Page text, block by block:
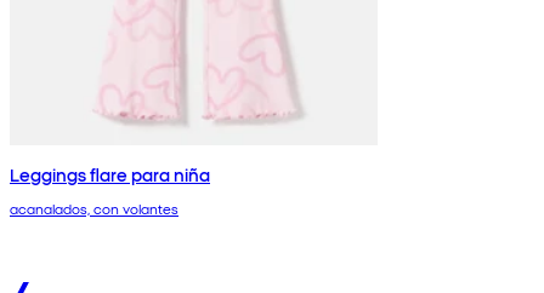
Leggings flare para niña
acanalados, con volantes